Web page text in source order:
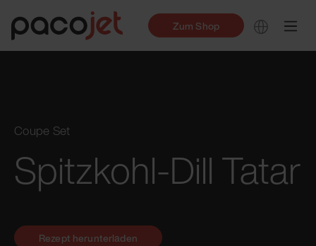
Zum Shop
Coupe Set
Spitzkohl-Dill Tatar
Rezept herunterladen